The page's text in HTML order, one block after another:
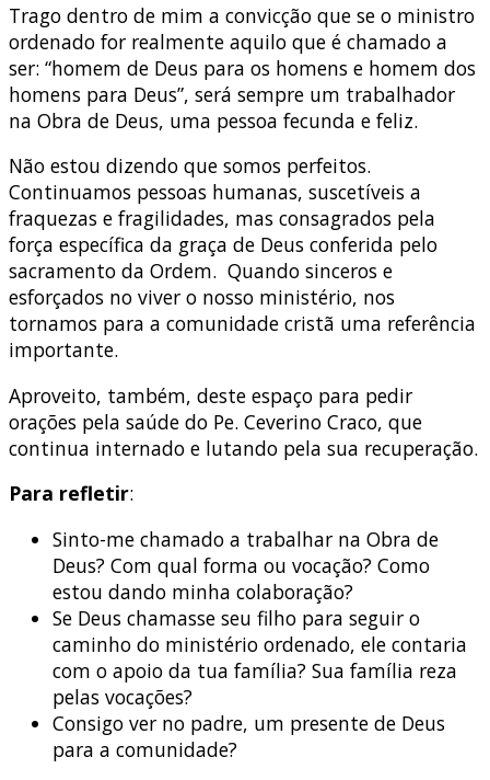
Trago dentro de mim a convicção que se o ministro
ordenado for realmente aquilo que é chamado a
ser: “homem de Deus para os homens e homem dos
homens para Deus”, será sempre um trabalhador
na Obra de Deus, uma pessoa fecunda e feliz.
Não estou dizendo que somos perfeitos.
Continuamos pessoas humanas, suscetíveis a
fraquezas e fragilidades, mas consagrados pela
força específica da graça de Deus conferida pelo
sacramento da Ordem. Quando sinceros e
esforçados no viver o nosso ministério, nos
tornamos para a comunidade cristã uma referência
importante.
Aproveito, também, deste espaço para pedir
orações pela saúde do Pe. Ceverino Craco, que
continua internado e lutando pela sua recuperação.
Para refletir:
Sinto-me chamado a trabalhar na Obra de
Deus? Com qual forma ou vocação? Como
estou dando minha colaboração?
Se Deus chamasse seu filho para seguir o
caminho do ministério ordenado, ele contaria
com o apoio da tua família? Sua família reza
pelas vocações?
Consigo ver no padre, um presente de Deus
para a comunidade?